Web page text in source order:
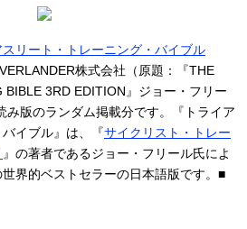
スリート・トレーニング・バイブル
株式会社（原題：『THE
BIBLE 3RD EDITION』ジョー・フリー
み版のランダム掲載分です。『トライア
イブル』は、『サイクリスト・トレー
』の著者であるジョー・フリール氏によ
界的ベストセラーの日本語版です。■